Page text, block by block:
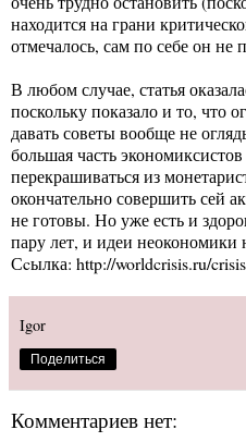
находится на грани
отмечалось, сам по себе он не
В любом случае, статья
поскольку показало и то, что
давать советы вообще не
большая часть
перекрашиваться из
окончательно совершить сей
не готовы. Но уже есть и
пару лет, и идеи неокономики
Сcылка: http://worldcrisis.ru/
Igor
Поделиться
Комментариев нет: